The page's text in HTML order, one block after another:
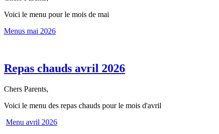
Voici le menu pour le mois de mai
Menus mai 2026
Repas chauds avril 2026
Chers Parents,
Voici le menu des repas chauds pour le mois d'avril
Menu avril 2026